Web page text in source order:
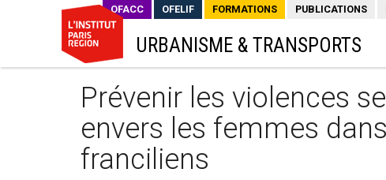
OFACC OFELIF FORMATIONS PUBLICATIONS
URBANISME & TRANSPORTS
Prévenir les violences
envers les femmes
franciliens